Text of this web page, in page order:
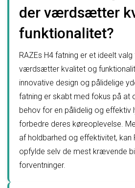
der værdsætter
funktionalitet?
RAZEs H4 fatning er et ideelt
værdsætter kvalitet og
innovative design og pålidelige
fatning er skabt med fokus på at
behov for en pålidelig og effektiv
forbedre deres køreoplevelse.
af holdbarhed og effektivitet, kan
opfylde selv de mest krævende
forventninger.